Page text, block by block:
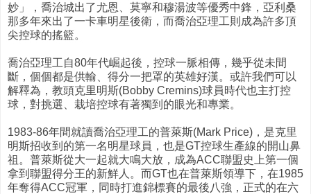
妙」，喬治城出了尤恩、莫寧和穆湯波等優秀中鋒，亞利桑
那多年來出了一卡車明星後衛，而喬治亞理工則成為許多頂
尖控球的搖籃。
喬治亞理工自80年代崛起後，控球一脈相傳，幾乎從未間
斷，個個都是供輸、得分一把罩的英雄好漢。或許我們可以
解釋為，教頭克里明斯(Bobby Cremins)球員時代也主打控
球，對挑選、栽培控球有著獨到的眼光和專業。
1983-86年間就讀喬治亞理工的普萊斯(Mark Price)，是克里
明斯招收到的第一名明星球員，也是GT控球生產線的開山鼻
祖。普萊斯從大一起就大鳴大放，成為ACC聯盟史上第一個
拿到聯盟得分王的新鮮人。而GT也在普萊斯領導下，在1985
年奪得ACC冠軍，同時打進錦標賽的最後八強，正式的在六